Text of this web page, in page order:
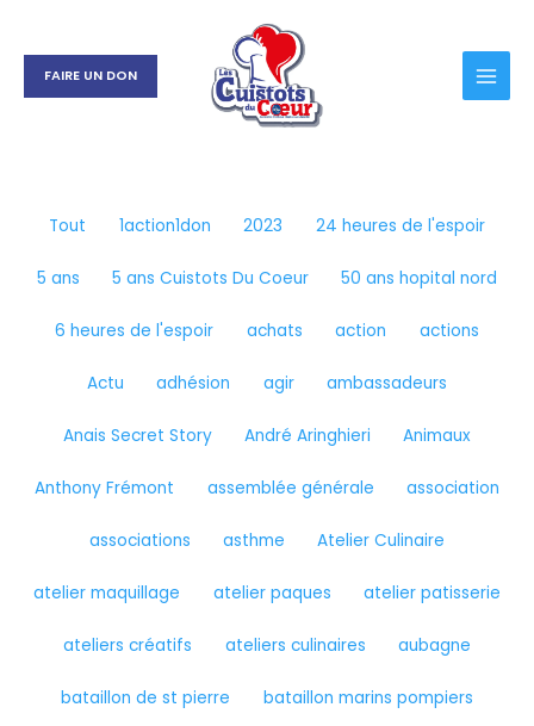
contenu
FAIRE UN DON
publications
Tout 1action1don 2023 24 heures de l'espoir
5 ans 5 ans Cuistots Du Coeur 50 ans hopital nord
6 heures de l'espoir achats action actions
Actu adhésion agir ambassadeurs
Anais Secret Story André Aringhieri Animaux
Anthony Frémont assemblée générale association
associations asthme Atelier Culinaire
atelier maquillage atelier paques atelier patisserie
ateliers créatifs ateliers culinaires aubagne
bataillon de st pierre bataillon marins pompiers